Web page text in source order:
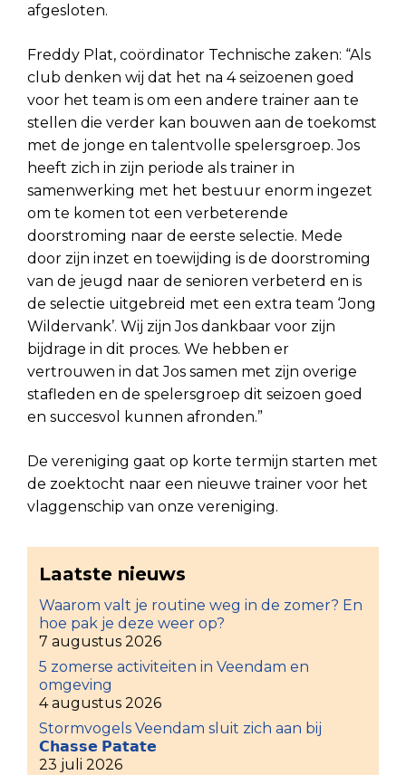
afgesloten.
Freddy Plat, coördinator Technische zaken: “Als
club denken wij dat het na 4 seizoenen goed
voor het team is om een andere trainer aan te
stellen die verder kan bouwen aan de toekomst
met de jonge en talentvolle spelersgroep. Jos
heeft zich in zijn periode als trainer in
samenwerking met het bestuur enorm ingezet
om te komen tot een verbeterende
doorstroming naar de eerste selectie. Mede
door zijn inzet en toewijding is de doorstroming
van de jeugd naar de senioren verbeterd en is
de selectie uitgebreid met een extra team ‘Jong
Wildervank’. Wij zijn Jos dankbaar voor zijn
bijdrage in dit proces. We hebben er
vertrouwen in dat Jos samen met zijn overige
stafleden en de spelersgroep dit seizoen goed
en succesvol kunnen afronden.”
De vereniging gaat op korte termijn starten met
de zoektocht naar een nieuwe trainer voor het
vlaggenschip van onze vereniging.
Laatste nieuws
Waarom valt je routine weg in de zomer? En
hoe pak je deze weer op?
7 augustus 2026
5 zomerse activiteiten in Veendam en
omgeving
4 augustus 2026
Stormvogels Veendam sluit zich aan bij
𝗖𝗵𝗮𝘀𝘀𝗲 𝗣𝗮𝘁𝗮𝘁𝗲
23 juli 2026